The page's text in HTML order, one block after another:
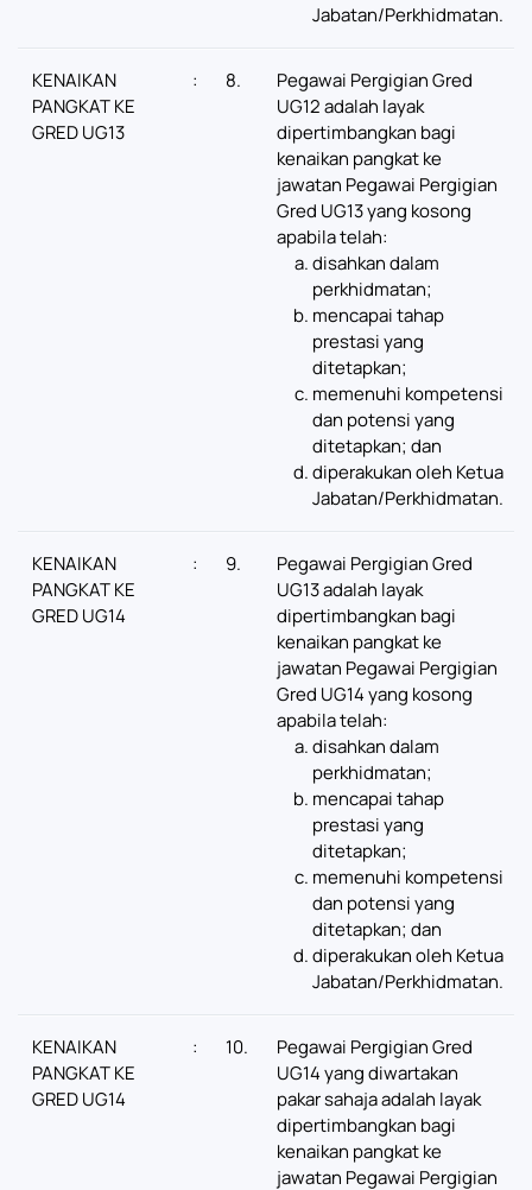
Jabatan/Perkhidmatan.
KENAIKAN
PANGKAT KE
GRED UG13
: 8.
Pegawai Pergigian Gred
UG12 adalah layak
dipertimbangkan bagi
kenaikan pangkat ke
jawatan Pegawai Pergigian
Gred UG13 yang kosong
apabila telah:
disahkan dalam
perkhidmatan;
mencapai tahap
prestasi yang
ditetapkan;
memenuhi kompetensi
dan potensi yang
ditetapkan; dan
diperakukan oleh Ketua
Jabatan/Perkhidmatan.
KENAIKAN
PANGKAT KE
GRED UG14
: 9.
Pegawai Pergigian Gred
UG13 adalah layak
dipertimbangkan bagi
kenaikan pangkat ke
jawatan Pegawai Pergigian
Gred UG14 yang kosong
apabila telah:
disahkan dalam
perkhidmatan;
mencapai tahap
prestasi yang
ditetapkan;
memenuhi kompetensi
dan potensi yang
ditetapkan; dan
diperakukan oleh Ketua
Jabatan/Perkhidmatan.
KENAIKAN
PANGKAT KE
GRED UG14
: 10.
Pegawai Pergigian Gred
UG14 yang diwartakan
pakar sahaja adalah layak
dipertimbangkan bagi
kenaikan pangkat ke
jawatan Pegawai Pergigian